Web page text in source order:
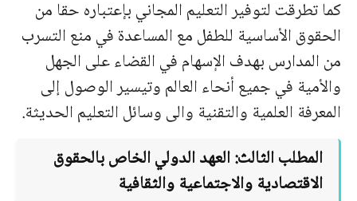
كما تطرقت لتوفير التعليم المجاني بإعتباره حقا من
الحقوق الأساسية للطفل مع المساعدة في منع التسرب
من المدارس بهدف الإسهام في القضاء على الجهل
والأمية في جميع أنحاء العالم وتيسير الوصول إلى
المعرفة العلمية والتقنية والى وسائل التعليم الحديثة.
المطلب الثالث: العهد الدولي الخاص بالحقوق
الاقتصادية والاجتماعية والثقافية